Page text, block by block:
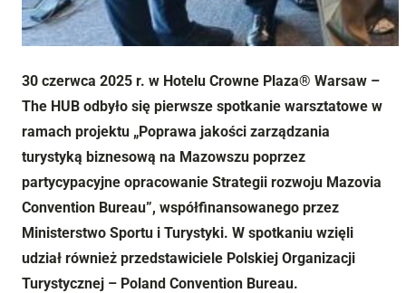
30 czerwca 2025 r. w Hotelu Crowne Plaza® Warsaw –
The HUB odbyło się pierwsze spotkanie warsztatowe w
ramach projektu „Poprawa jakości zarządzania
turystyką biznesową na Mazowszu poprzez
partycypacyjne opracowanie Strategii rozwoju Mazovia
Convention Bureau”, współfinansowanego przez
Ministerstwo Sportu i Turystyki. W spotkaniu wzięli
udział również przedstawiciele Polskiej Organizacji
Turystycznej – Poland Convention Bureau.